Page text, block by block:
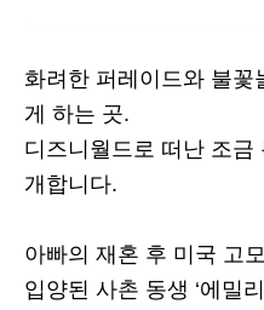
화려한 퍼레이드와 불꽃
게 하는 곳.
디즈니월드로 떠난 조금
개합니다.
아빠의 재혼 후 미국 고
입양된 사촌 동생 ‘에밀리